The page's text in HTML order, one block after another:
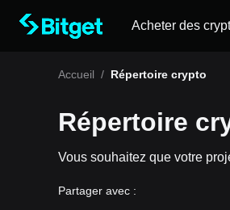
Acheter des
Accueil / Répertoire crypto
Répertoire
Vous souhaitez que votre
Partager avec :